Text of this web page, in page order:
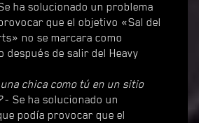
ha solucionado un problema
que el objetivo «Sal del
no se marcara como
después de salir del Heavy
una chica como tú en un sitio
- Se ha solucionado un
podía provocar que el